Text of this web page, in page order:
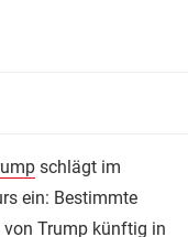
schlägt im
ein: Bestimmte
von Trump künftig in